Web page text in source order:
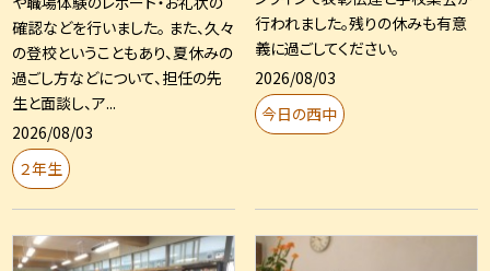
確認などを行いました。 また、久々
の登校ということもあり、夏休みの
過ごし方などについて、担任の先
生と面談し、ア...
2026/08/03
２年生
行われました。残りの休みも有意
義に過ごしてください。
2026/08/03
今日の西中